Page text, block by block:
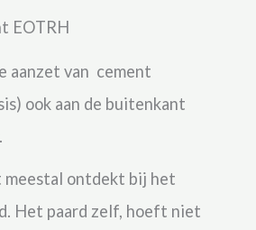
EOTRH
aanzet van cement
ook aan de buitenkant
ontdekt bij het
Het paard zelf, hoeft niet